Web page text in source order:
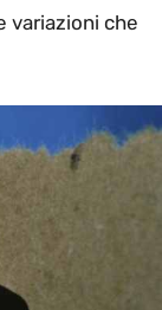
variazioni che